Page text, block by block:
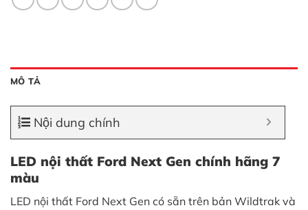
MÔ TẢ
Nội dung chính
LED nội thất Ford Next Gen chính hãng 7
màu
LED nội thất Ford Next Gen có sẵn trên bản Wildtrak và